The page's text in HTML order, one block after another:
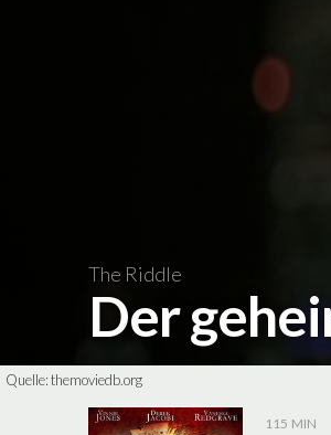
The Riddle
Der
Quelle:themoviedb.org
115 MIN